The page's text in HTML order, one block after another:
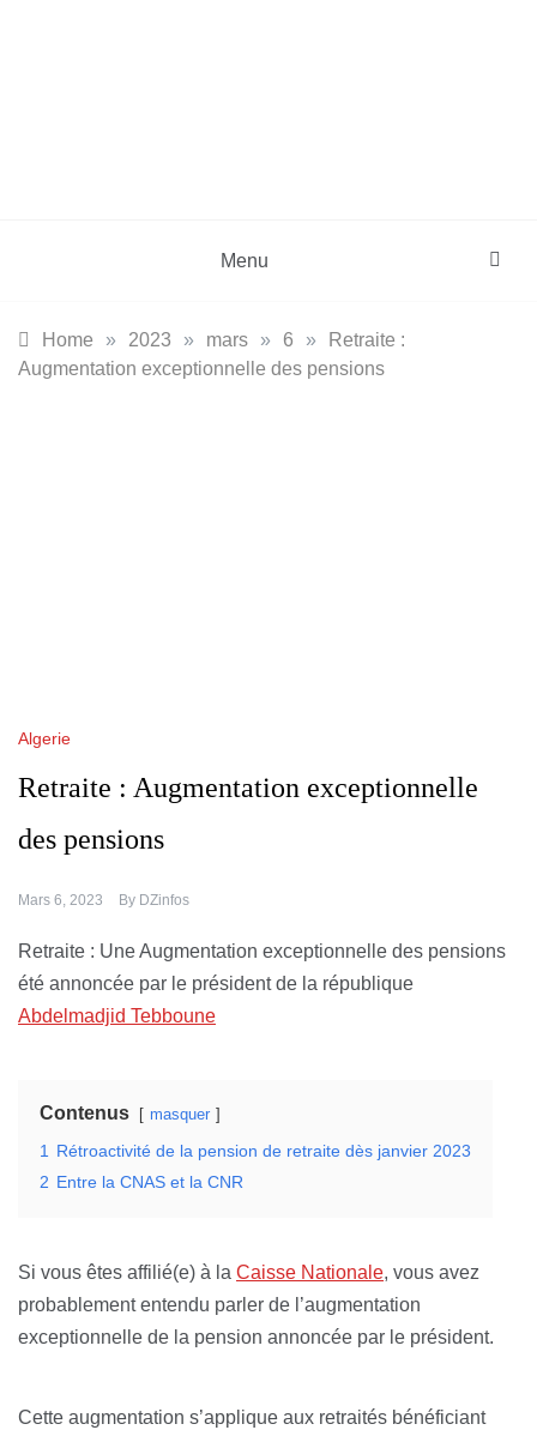
Menu
Home » 2023 » mars » 6 »
Retraite :
Augmentation exceptionnelle des pensions
Algerie
Retraite : Augmentation exceptionnelle
des pensions
Mars 6, 2023 By DZinfos
Retraite : Une Augmentation exceptionnelle des pensions
été annoncée par le président de la république
Abdelmadjid Tebboune
Contenus masquer
1
Rétroactivité de la pension de retraite dès janvier 2023
2 Entre la CNAS et la CNR
Si vous êtes affilié(e) à la Caisse Nationale, vous avez
probablement entendu parler de l’augmentation
exceptionnelle de la pension annoncée par le président.
Cette augmentation s’applique aux retraités bénéficiant